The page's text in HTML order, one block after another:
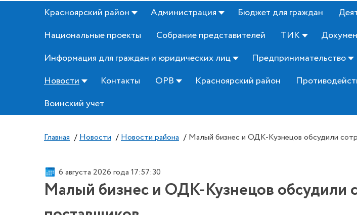
Красноярский район Администрация Бюджет для граждан
Национальные проекты
Собрание представителей ТИК
Информация для граждан и юридических лиц
Предпринимательство
Новости
Контакты ОРВ Красноярский район
Воинский учет
Главная / Новости / Новости района / Малый бизнес и ОДК-Кузнецов обсудили
6 августа 2026 года 17:57:31
Малый бизнес и ОДК-Кузнецов обсудили